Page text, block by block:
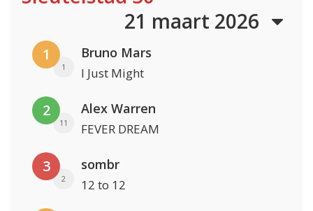
21 maart 2026
1
1
Bruno Mars
I Just Might
2
11
Alex Warren
FEVER DREAM
3
2
sombr
12 to 12